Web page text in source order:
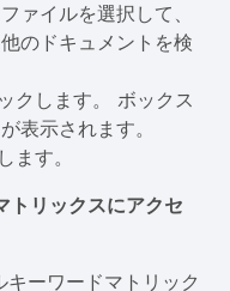
ァイルを選択して、
のドキュメントを検
クします。 ボックス
表示されます。
ます。
トリックスにアクセ
ーワードマトリック